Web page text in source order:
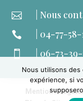
 | Nous
 | 04-77-58-
 | 06-73-
Mentions
Nous utilisons des
expérience, si